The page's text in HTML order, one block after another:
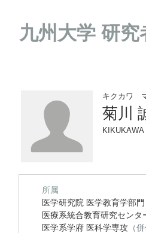
九州大学 研究
キクカワ
菊川
所属
医学研究院 医学教育学部
医療系統合教育研究センタ
医学系学府 医科学専攻 （